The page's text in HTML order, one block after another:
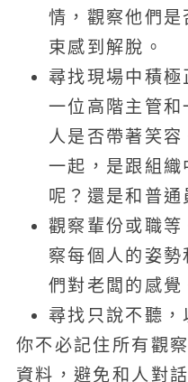
情，觀察他們
束感到解脫。
尋找現場中積
一位高階主管
人是否帶著笑
一起，是跟組
呢？還是和普通
觀察輩份或職
察每個人的姿
們對老闆的感覺
尋找只說不聽，
你不必記住所有觀
資料，避免和人對